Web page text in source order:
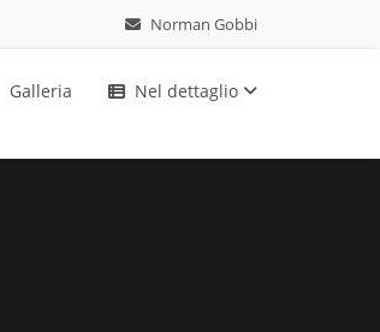
Norman Gobbi
Galleria Nel dettaglio